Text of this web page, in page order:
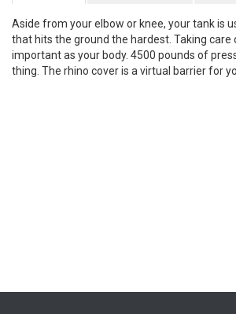
Aside from your elbow or knee, your tank is
that hits the ground the hardest. Taking care
important as your body. 4500 pounds of
thing. The rhino cover is a virtual barrier for